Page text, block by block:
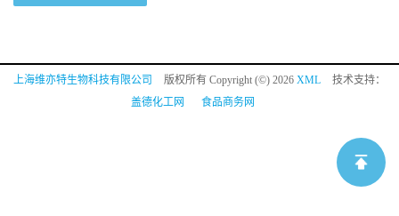
上海维亦特生物科技有限公司 版权所有 Copyright (©) 2026 XML
技术支持：
盖德化工网
食品商务网